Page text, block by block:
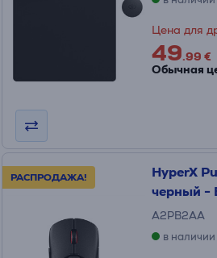
Цена для
49.99 €
Обычная
РАСПРОДАЖА!
HyperX
черный -
A2PB2AA
в наличии